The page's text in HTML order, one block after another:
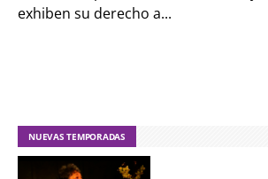
exhiben su derecho a...
NUEVAS TEMPORADAS